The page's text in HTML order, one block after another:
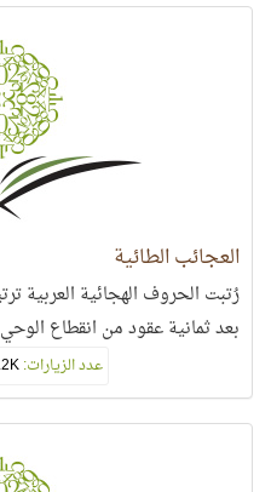
العجائب الطائية
رُتبت الحروف الهجائية العربية
بعد ثمانية عقود من انقطاع الوحي
عدد الزيارات:37.2K